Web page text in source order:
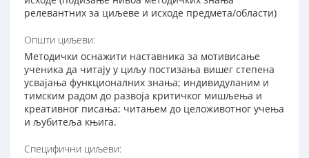
релевантних за циљеве и исходе предмета/области)
Општи циљеви:
Методички оснажити наставника за мотивисање
ученика да читају у циљу постизања вишег степена
усвајања функционалних знања; индивидуланим и
тимским радом до развоја критичког мишљења и
креативног писања; читањем до целоживотног учења
и љубитеља књига.
Специфични циљеви: